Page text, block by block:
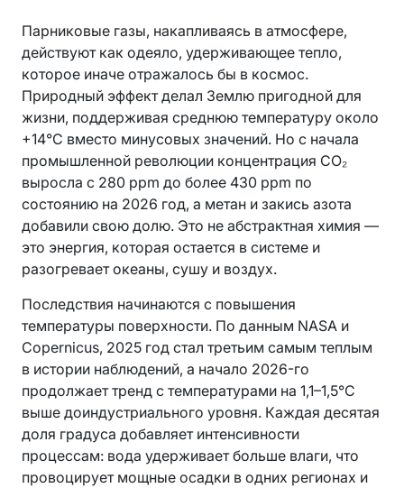
Парниковые газы, накапливаясь в атмосфере,
действуют как одеяло, удерживающее тепло,
которое иначе отражалось бы в космос.
Природный эффект делал Землю пригодной для
жизни, поддерживая среднюю температуру около
+14°C вместо минусовых значений. Но с начала
промышленной революции концентрация CO₂
выросла с 280 ppm до более 430 ppm по
состоянию на 2026 год, а метан и закись азота
добавили свою долю. Это не абстрактная химия —
это энергия, которая остается в системе и
разогревает океаны, сушу и воздух.
Последствия начинаются с повышения
температуры поверхности. По данным NASA и
Copernicus, 2025 год стал третьим самым теплым
в истории наблюдений, а начало 2026-го
продолжает тренд с температурами на 1,1–1,5°C
выше доиндустриального уровня. Каждая десятая
доля градуса добавляет интенсивности
процессам: вода удерживает больше влаги, что
провоцирует мощные осадки в одних регионах и